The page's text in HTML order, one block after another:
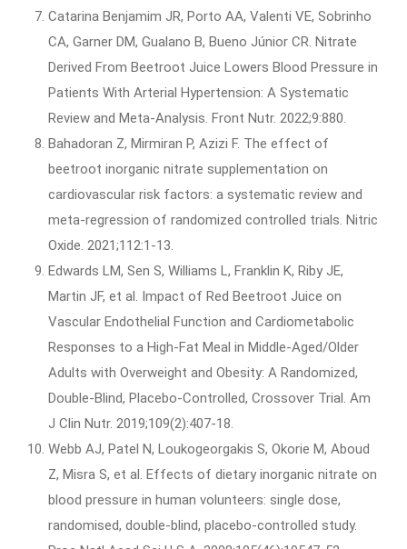
Catarina Benjamim JR, Porto AA, Valenti VE, Sobrinho
CA, Garner DM, Gualano B, Bueno Júnior CR. Nitrate
Derived From Beetroot Juice Lowers Blood Pressure in
Patients With Arterial Hypertension: A Systematic
Review and Meta-Analysis. Front Nutr. 2022;9:880.
Bahadoran Z, Mirmiran P, Azizi F. The effect of
beetroot inorganic nitrate supplementation on
cardiovascular risk factors: a systematic review and
meta-regression of randomized controlled trials. Nitric
Oxide. 2021;112:1-13.
Edwards LM, Sen S, Williams L, Franklin K, Riby JE,
Martin JF, et al. Impact of Red Beetroot Juice on
Vascular Endothelial Function and Cardiometabolic
Responses to a High-Fat Meal in Middle-Aged/Older
Adults with Overweight and Obesity: A Randomized,
Double-Blind, Placebo-Controlled, Crossover Trial. Am
J Clin Nutr. 2019;109(2):407-18.
Webb AJ, Patel N, Loukogeorgakis S, Okorie M, Aboud
Z, Misra S, et al. Effects of dietary inorganic nitrate on
blood pressure in human volunteers: single dose,
randomised, double-blind, placebo-controlled study.